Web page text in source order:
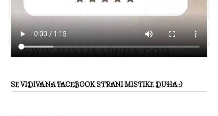
SE VIDIVA NA FACEBOOK STRANI MISTIKE DUHA :)